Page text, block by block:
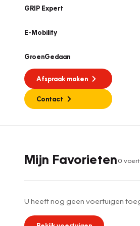
GRIP Expert
E-Mobility
GroenGedaan
Afspraak maken
Contact
Mijn Favorieten0
U heeft nog geen voertuigen